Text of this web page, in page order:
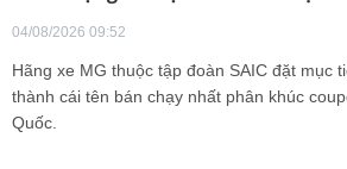
04/08/2026 09:52
Hãng xe MG thuộc tập đoàn SAIC đặt mục
thành cái tên bán chạy nhất phân khúc
Quốc.